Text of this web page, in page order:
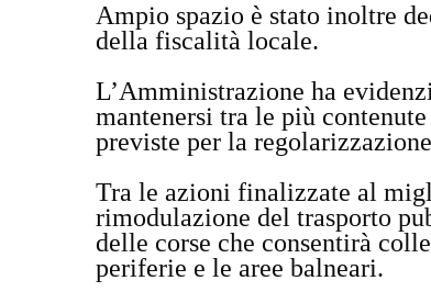
Ampio spazio è stato inoltre
della fiscalità locale.
L’Amministrazione ha
mantenersi tra le più
previste per la
Tra le azioni finalizzate al
rimodulazione del trasporto
delle corse che consentirà
periferie e le aree balneari.